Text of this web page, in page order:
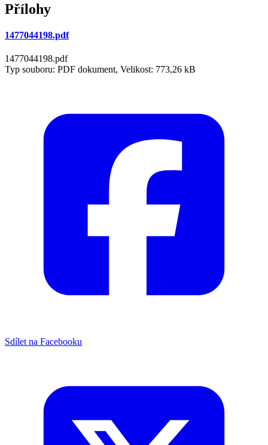
Přílohy
1477044198.pdf
1477044198.pdf
Typ souboru: PDF dokument, Velikost: 773,26 kB
Sdílet na Facebooku